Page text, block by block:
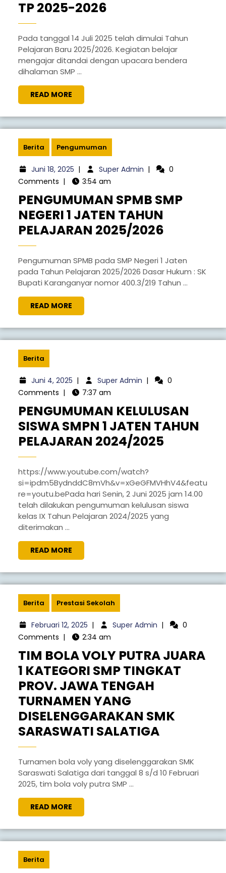
TP 2025-2026
Pada tanggal 14 Juli 2025 telah dimulai Tahun
Pelajaran Baru 2025/2026. Kegiatan belajar
mengajar ditandai dengan upacara bendera
dihalaman SMP ...
READ MORE
Berita Pengumuman
Juni 18, 2025 | Super Admin |
0
Comments | 3:54 am
PENGUMUMAN SPMB SMP
NEGERI 1 JATEN TAHUN
PELAJARAN 2025/2026
Pengumuman SPMB pada SMP Negeri 1 Jaten
pada Tahun Pelajaran 2025/2026 Dasar Hukum : SK
Bupati Karanganyar nomor 400.3/219 Tahun ...
READ MORE
Berita
Juni 4, 2025 | Super Admin |
0
Comments | 7:37 am
PENGUMUMAN KELULUSAN
SISWA SMPN 1 JATEN TAHUN
PELAJARAN 2024/2025
https://www.youtube.com/watch?
si=ipdm5BydnddC8mVh&v=xGeGFMVHhV4&featu
re=youtu.bePada hari Senin, 2 Juni 2025 jam 14.00
telah dilakukan pengumuman kelulusan siswa
kelas IX Tahun Pelajaran 2024/2025 yang
diterimakan ...
READ MORE
Berita Prestasi Sekolah
Februari 12, 2025 | Super Admin |
0
Comments | 2:34 am
TIM BOLA VOLY PUTRA JUARA
1 KATEGORI SMP TINGKAT
PROV. JAWA TENGAH
TURNAMEN YANG
DISELENGGARAKAN SMK
SARASWATI SALATIGA
Turnamen bola voly yang diselenggarakan SMK
Saraswati Salatiga dari tanggal 8 s/d 10 Februari
2025, tim bola voly putra SMP ...
READ MORE
Berita